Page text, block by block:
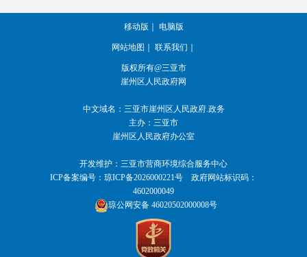
移动版 电脑版
网站地图 联系我们
版权所有@三亚市
崖州区人民政府网
中文域名： 三亚市崖州区人民政府.政务
主办：三亚市
崖州区人民政府办公室
开发维护：三亚市营商环境综合服务中心
ICP备案编号： 琼ICP备2026000221号
政府网站标识码：
4602000049
琼公网安备 46020502000008号